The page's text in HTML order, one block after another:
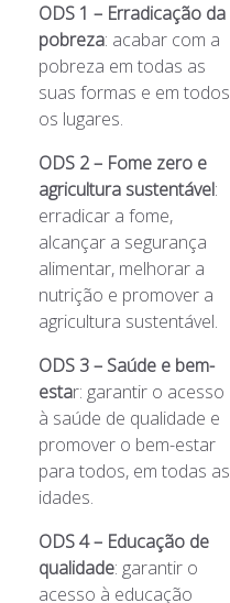
ODS 1 – Erradicação da
pobreza: acabar com a
pobreza em todas as
suas formas e em todos
os lugares.
ODS 2 – Fome zero e
agricultura sustentável:
erradicar a fome,
alcançar a segurança
alimentar, melhorar a
nutrição e promover a
agricultura sustentável.
ODS 3 – Saúde e bem-
estar: garantir o acesso
à saúde de qualidade e
promover o bem-estar
para todos, em todas as
idades.
ODS 4 – Educação de
qualidade: garantir o
acesso à educação